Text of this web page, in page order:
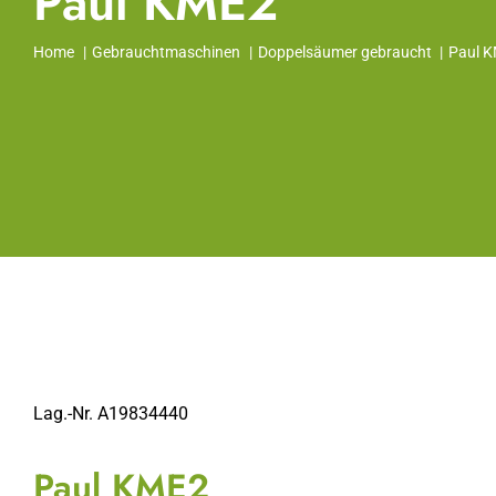
Home Gebrauchtmaschinen Doppelsäumer gebraucht Paul
Lag.-Nr. A19834440